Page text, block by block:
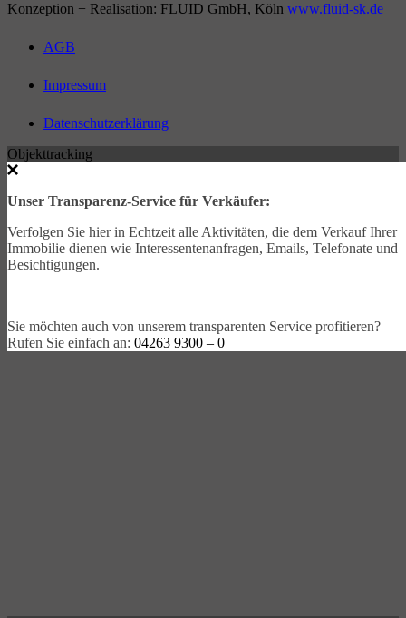
Konzeption + Realisation: FLUID GmbH, Köln www.fluid-sk.de
AGB
Impressum
Datenschutzerklärung
Objekttracking
Unser Transparenz-Service für Verkäufer:
Verfolgen Sie hier in Echtzeit alle Aktivitäten, die dem Verkauf Ihrer
Immobilie dienen wie Interessentenanfragen, Emails, Telefonate und
Besichtigungen.
Sie möchten auch von unserem transparenten Service profitieren?
Rufen Sie einfach an: 04263 9300 – 0